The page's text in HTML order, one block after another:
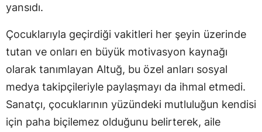
yansıdı.
Çocuklarıyla geçirdiği vakitleri her şeyin üzerinde
tutan ve onları en büyük motivasyon kaynağı
olarak tanımlayan Altuğ, bu özel anları sosyal
medya takipçileriyle paylaşmayı da ihmal etmedi.
Sanatçı, çocuklarının yüzündeki mutluluğun kendisi
için paha biçilemez olduğunu belirterek, aile